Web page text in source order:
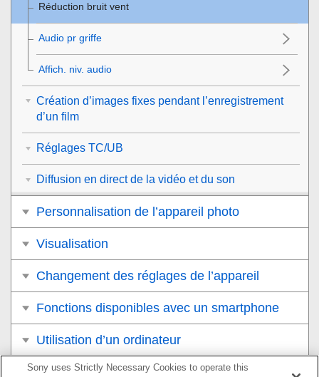
Réduction bruit vent
Audio pr griffe
Affich. niv. audio
Création d’images fixes pendant l’enregistrement
d’un film
Réglages TC/UB
Diffusion en direct de la vidéo et du son
Personnalisation de l’appareil photo
Visualisation
Changement des réglages de l’appareil
Fonctions disponibles avec un smartphone
Utilisation d’un ordinateur
Utilisation du service de cloud
Sony uses Strictly Necessary Cookies to operate this